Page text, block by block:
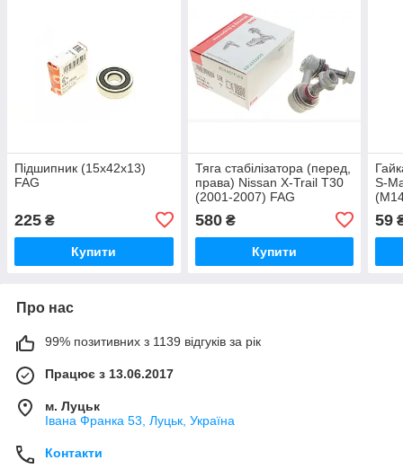
Підшипник (15x42x13)
FAG
225 ₴
Купити
Тяга стабілізатора (перед,
права) Nissan X-Trail T30
(2001-2007) FAG
580₴
Купити
S-
59
Про нас
99% позитивних з 1139 відгуків за рік
Працює з 13.06.2017
м. Луцьк
Івана Франка 53, Луцьк, Україна
Контакти